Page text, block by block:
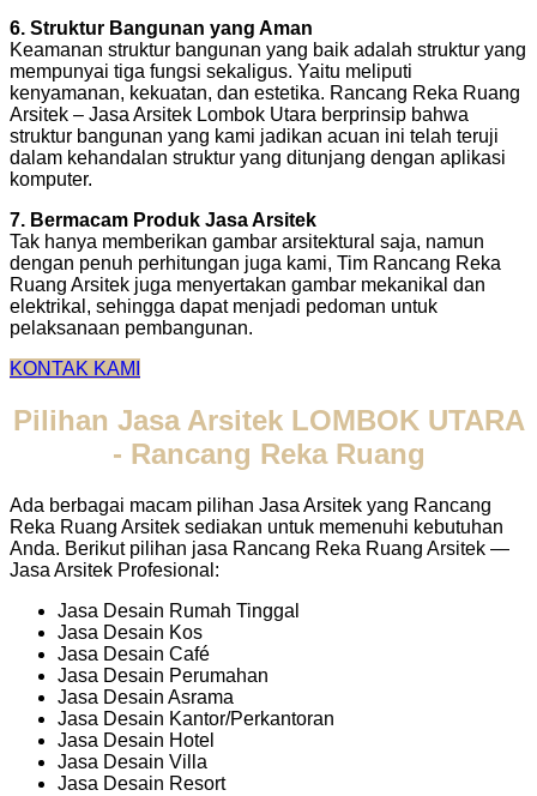
6. Struktur Bangunan yang Aman
Keamanan struktur bangunan yang baik adalah struktur yang
mempunyai tiga fungsi sekaligus. Yaitu meliputi
kenyamanan, kekuatan, dan estetika. Rancang Reka Ruang
Arsitek – Jasa Arsitek Lombok Utara berprinsip bahwa
struktur bangunan yang kami jadikan acuan ini telah teruji
dalam kehandalan struktur yang ditunjang dengan aplikasi
komputer.
7. Bermacam Produk Jasa Arsitek
Tak hanya memberikan gambar arsitektural saja, namun
dengan penuh perhitungan juga kami, Tim Rancang Reka
Ruang Arsitek juga menyertakan gambar mekanikal dan
elektrikal, sehingga dapat menjadi pedoman untuk
pelaksanaan pembangunan.
KONTAK KAMI
Pilihan Jasa Arsitek LOMBOK UTARA
- Rancang Reka Ruang
Ada berbagai macam pilihan Jasa Arsitek yang Rancang
Reka Ruang Arsitek sediakan untuk memenuhi kebutuhan
Anda. Berikut pilihan jasa Rancang Reka Ruang Arsitek —
Jasa Arsitek Profesional:
Jasa Desain Rumah Tinggal
Jasa Desain Kos
Jasa Desain Café
Jasa Desain Perumahan
Jasa Desain Asrama
Jasa Desain Kantor/Perkantoran
Jasa Desain Hotel
Jasa Desain Villa
Jasa Desain Resort